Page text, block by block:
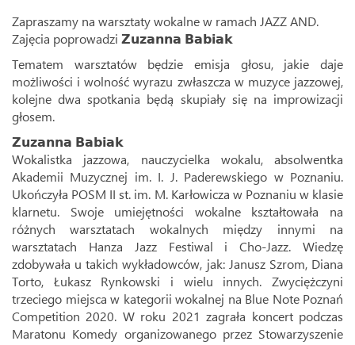
Zapraszamy na warsztaty wokalne w ramach JAZZ AND.
Zajęcia poprowadzi 𝗭𝘂𝘇𝗮𝗻𝗻𝗮 𝗕𝗮𝗯𝗶𝗮𝗸
Tematem warsztatów będzie emisja głosu, jakie daje
możliwości i wolność wyrazu zwłaszcza w muzyce jazzowej,
kolejne dwa spotkania będą skupiały się na improwizacji
głosem.
𝗭𝘂𝘇𝗮𝗻𝗻𝗮 𝗕𝗮𝗯𝗶𝗮𝗸
Wokalistka jazzowa, nauczycielka wokalu, absolwentka
Akademii Muzycznej im. I. J. Paderewskiego w Poznaniu.
Ukończyła POSM II st. im. M. Karłowicza w Poznaniu w klasie
klarnetu. Swoje umiejętności wokalne kształtowała na
różnych warsztatach wokalnych między innymi na
warsztatach Hanza Jazz Festiwal i Cho-Jazz. Wiedzę
zdobywała u takich wykładowców, jak: Janusz Szrom, Diana
Torto, Łukasz Rynkowski i wielu innych. Zwyciężczyni
trzeciego miejsca w kategorii wokalnej na Blue Note Poznań
Competition 2020. W roku 2021 zagrała koncert podczas
Maratonu Komedy organizowanego przez Stowarzyszenie